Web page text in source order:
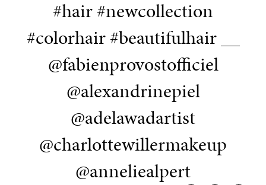
#hair #newcollection
#colorhair #beautifulhair __
@fabienprovostofficiel
@alexandrinepiel
@adelawadartist
@charlottewillermakeup
@anneliealpert